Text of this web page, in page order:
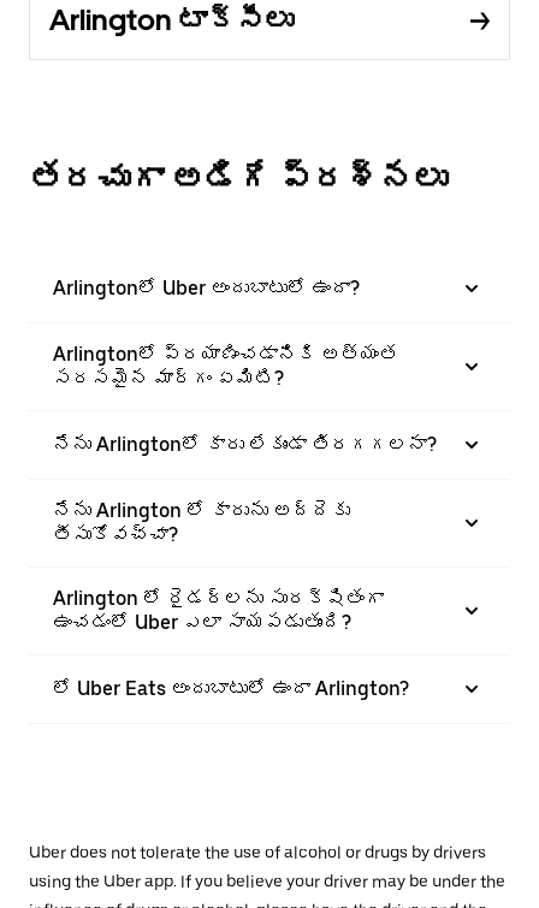
Arlington టాక్సీలు
తరచుగా అడిగే ప్రశ్నలు
Arlingtonలో Uber అందుబాటులో ఉందా?
Arlingtonలో ప్రయాణించడానికి అత్యంత
సరసమైన మార్గం ఏమిటి?
నేను Arlingtonలో కారు లేకుండా తిరగగలనా?
నేను Arlington లో కారును అద్దెకు
తీసుకోవచ్చా?
Arlington లో రైడర్‌లను సురక్షితంగా
ఉంచడంలో Uber ఎలా సాయపడుతుంది?
లో Uber Eats అందుబాటులో ఉందా Arlington?
Uber does not tolerate the use of alcohol or drugs by drivers
using the Uber app. If you believe your driver may be under the